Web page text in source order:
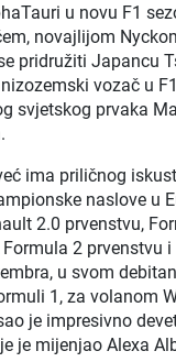
u novu F1
novajlijom
pridružiti Japancu
vozač u
svjetskog prvaka
ima priličnog
naslove u
2.0 prvenstvu,
Formula 2 prvenstvu i
u svom
1, za volanom
je impresivno
je mijenjao Alexa